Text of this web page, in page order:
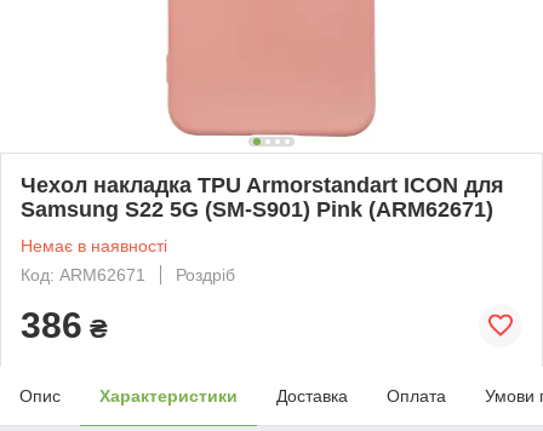
Чехол накладка TPU Armorstandart ICON для
Samsung S22 5G (SM-S901) Pink (ARM62671)
Немає в наявності
Код: ARM62671
Роздріб
386 ₴
Опис Характеристики Доставка Оплата Умови